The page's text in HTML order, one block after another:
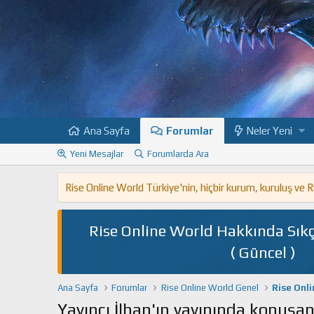
Ana Sayfa Forumlar Neler Yeni
Yeni Mesajlar Forumlarda Ara
Rise Online World Türkiye'nin, hiçbir kurum, kuruluş ve
Rise Online World Hakkında
( Güncel )
Ana Sayfa Forumlar Rise Online World Genel Rise
Yayıncı İlhan'ın yayınında